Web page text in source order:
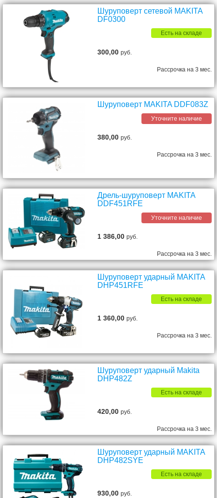
Шуруповерт сетевой MAKITA
DF0300
Есть на складе
300,00руб.
Рассрочка на 3 мес.
Шуруповерт MAKITA DDF083Z
Уточните наличие
380,00руб.
Рассрочка на 3 мес.
Дрель-шуруповерт MAKITA
DDF451RFE
Уточните наличие
1 386,00руб.
Рассрочка на 3 мес.
Шуруповерт ударный MAKITA
DHP451RFE
Есть на складе
1 360,00руб.
Рассрочка на 3 мес.
Шуруповерт ударный Makita
DHP482Z
Есть на складе
420,00руб.
Рассрочка на 3 мес.
Шуруповерт ударный MAKITA
DHP482SYE
Есть на складе
930,00руб.